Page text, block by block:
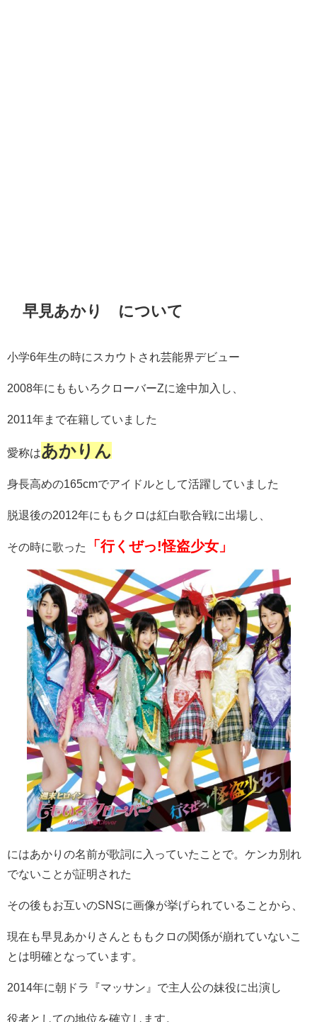
早見あかり について
小学6年生の時にスカウトされ芸能界デビュー
2008年にももいろクローバーZに途中加入し、
2011年まで在籍していました
愛称はあかりん
身長高めの165cmでアイドルとして活躍していました
脱退後の2012年にももクロは紅白歌合戦に出場し、
その時に歌った 「行くぜっ!怪盗少女」
にはあかりの名前が歌詞に入っていたことで。ケンカ別れ
でないことが証明された
その後もお互いのSNSに画像が挙げられていることから、
現在も早見あかりさんとももクロの関係が崩れていないこ
とは明確となっています。
2014年に朝ドラ『マッサン』で主人公の妹役に出演し
役者としての地位を確立します。